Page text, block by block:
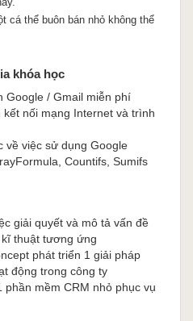
cá thể buôn bán nhỏ không thể
trang bị cho công ty mình một
thống CRM dựng sẵn chưa
riêng biệt của nhóm đối tượng
thống CRM dựng sẵn cho phù
gian, con người và kinh phí ...
hạn chế.
ra đời với mục đích hỗ trợ cho
đủ để phục vụ cho nhu cầu
luồng thông tin xuyên suốt giúp
những ảnh hưởng tốt tới hoạt
với khách hàng.
hệ thống CRM 0 đồng trong 6
dựng trên nền tảng Google
khóa học
Google / Gmail miễn phí
nối mạng Internet và trình
về việc sử dụng Google
Countifs, Sumifs
giải quyết và mô tả vấn đề
thuật tương ứng
phát triển 1 giải pháp
động trong công ty
mềm CRM nhỏ phục vụ